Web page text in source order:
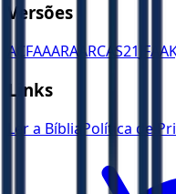
Versões
ACFAAARA ARCAS21 JFAA
Links
Ler a Bíblia Política de